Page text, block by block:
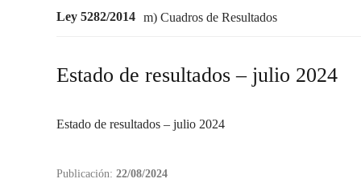
Ley 5282/2014 m) Cuadros de Resultados
Estado de resultados – julio 2024
Estado de resultados – julio 2024
Publicación: 22/08/2024